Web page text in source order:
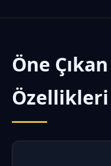
Öne
Özellikleri